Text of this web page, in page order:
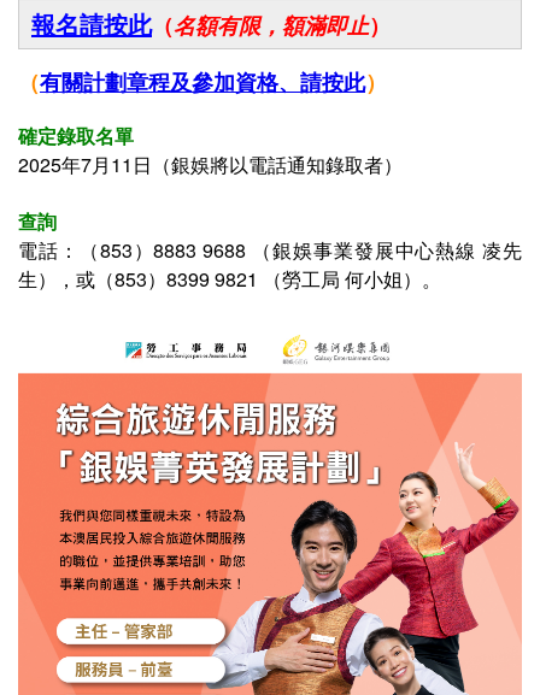
報名請按此（名額有限，額滿即止）
（有關計劃章程及參加資格、 請按此）
確定錄取名單
2025年7月11日（銀娛將以電話通知錄取者）
查詢
電話：（853）8883 9688 （銀娛事業發展中心熱線 凌先
生），或（853） 8399 9821 （勞工局 何小姐）。